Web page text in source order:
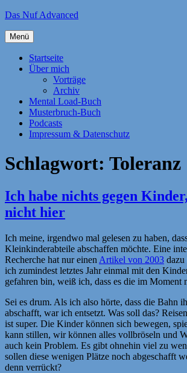
Zum
springen
Das Nuf Advanced
Menü
Startseite
Über mich
Vorträge
Archiv
Mental Load-Buch
Musterbruch-Buch
Podcasts
Impressum & Datenschutz
Schlagwort: Toleranz
Ich habe nichts gegen
nicht hier
Ich meine, irgendwo mal gelesen zu haben,
Kleinkinderabteile abschaffen möchte. Eine
Recherche hat nur einen Artikel von 2003 dazu
ich zumindest letztes Jahr einmal mit den
gefahren bin, weiß ich, dass es die im Moment
Sei es drum. Als ich also hörte, dass die Bahn
abschafft, war ich entsetzt. Was soll das?
ist super. Die Kinder können sich bewegen,
kann stillen, wir können alles vollbröseln und
auch kein Problem. Es gibt ohnehin viel zu
sollen diese wenigen Plätze noch abgeschafft
denn verrückt?